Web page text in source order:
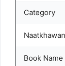
Category
Book Name